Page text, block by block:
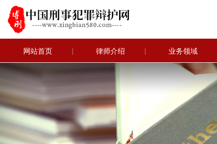
网站首页 ︴ 律师介绍 ︴ 业务领域